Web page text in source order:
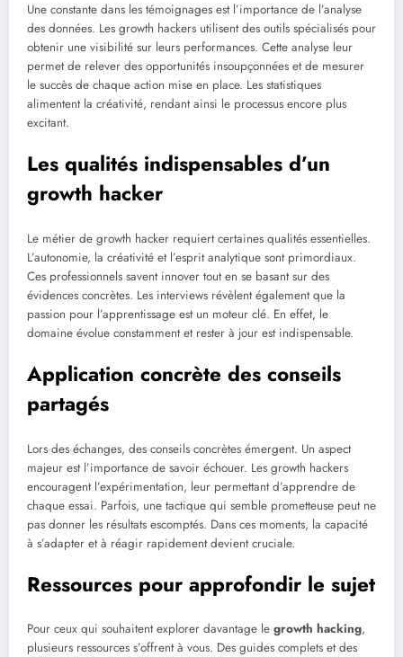
Une constante dans les témoignages est l’importance de l’analyse
des données. Les growth hackers utilisent des outils spécialisés pour
obtenir une visibilité sur leurs performances. Cette analyse leur
permet de relever des opportunités insoupçonnées et de mesurer
le succès de chaque action mise en place. Les statistiques
alimentent la créativité, rendant ainsi le processus encore plus
excitant.
Les qualités indispensables d’un
growth hacker
Le métier de growth hacker requiert certaines qualités essentielles.
L’autonomie, la créativité et l’esprit analytique sont primordiaux.
Ces professionnels savent innover tout en se basant sur des
évidences concrètes. Les interviews révèlent également que la
passion pour l’apprentissage est un moteur clé. En effet, le
domaine évolue constamment et rester à jour est indispensable.
Application concrète des conseils
partagés
Lors des échanges, des conseils concrètes émergent. Un aspect
majeur est l’importance de savoir échouer. Les growth hackers
encouragent l’expérimentation, leur permettant d’apprendre de
chaque essai. Parfois, une tactique qui semble prometteuse peut ne
pas donner les résultats escomptés. Dans ces moments, la capacité
à s’adapter et à réagir rapidement devient cruciale.
Ressources pour approfondir le sujet
Pour ceux qui souhaitent explorer davantage le growth hacking,
plusieurs ressources s’offrent à vous. Des guides complets et des